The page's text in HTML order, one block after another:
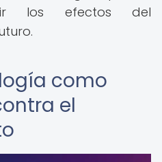
los efectos del
como
el